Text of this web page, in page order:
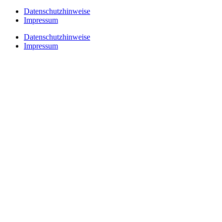
Datenschutzhinweise
Impressum
Datenschutzhinweise
Impressum